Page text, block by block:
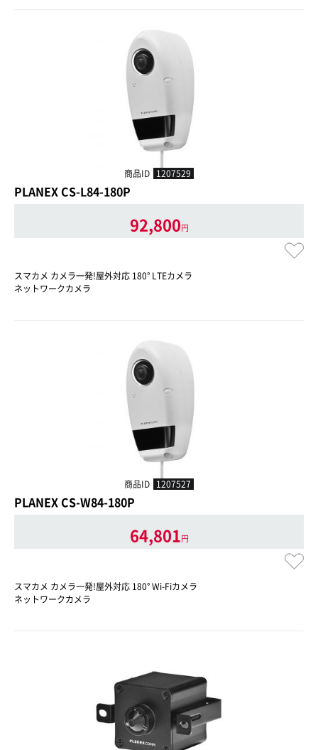
商品ID 1207529
PLANEX CS-L84-180P
92,800円
スマカメ カメラ一発!屋外対応 180° LTEカメラ
ネットワークカメラ
商品ID 1207527
PLANEX CS-W84-180P
64,801円
スマカメ カメラ一発!屋外対応 180° Wi-Fiカメラ
ネットワークカメラ